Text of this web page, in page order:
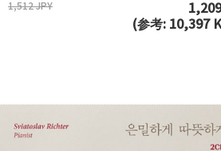
1,512 JPY
(参考: 10,397